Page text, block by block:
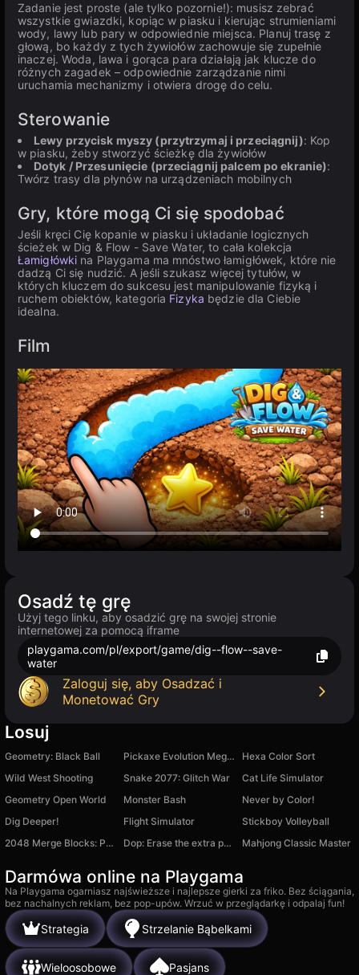
Zadanie jest proste (ale tylko pozornie!): musisz zebrać
wszystkie gwiazdki, kopiąc w piasku i kierując strumieniami
wody, lawy lub pary w odpowiednie miejsca. Planuj trasę z
głową, bo każdy z tych żywiołów zachowuje się zupełnie
inaczej. Woda, lawa i gorąca para działają jak klucze do
różnych zagadek – odpowiednie zarządzanie nimi
uruchamia mechanizmy i otwiera drogę do celu.
Sterowanie
Lewy przycisk myszy (przytrzymaj i przeciągnij): Kop
w piasku, żeby stworzyć ścieżkę dla żywiołów
Dotyk / Przesunięcie (przeciągnij palcem po ekranie):
Twórz trasy dla płynów na urządzeniach mobilnych
Gry, które mogą Ci się spodobać
Jeśli kręci Cię kopanie w piasku i układanie logicznych
ścieżek w Dig & Flow - Save Water, to cała kolekcja
Łamigłówki na Playgama ma mnóstwo łamigłówek, które nie
dadzą Ci się nudzić. A jeśli szukasz więcej tytułów, w
których kluczem do sukcesu jest manipulowanie fizyką i
ruchem obiektów, kategoria Fizyka będzie dla Ciebie
idealna.
Film
Osadź tę grę
Użyj tego linku, aby osadzić grę na swojej stronie
internetowej za pomocą iframe
playgama.com/pl/export/game/dig--flow--save-
water
Zaloguj się, aby Osadzać i
Monetować Gry
Losuj
Geometry: Black Ball Pickaxe Evolution Mega Clicker
Hexa Color Sort
Wild West Shooting
Snake 2077: Glitch War
Cat Life Simulator
Geometry Open World
Monster Bash
Never by Color!
Dig Deeper!
Flight Simulator
Stickboy Volleyball
2048 Merge Blocks: Physics
Dop: Erase the extra part Mahjong Classic Master
Darmówa online na Playgama
Na Playgama ogarniasz najświeższe i najlepsze gierki za friko. Bez ściągania,
bez nachalnych reklam, bez pop-upów. Wrzuć w przeglądarkę i odpalaj fun!
Strategia Strzelanie Bąbelkami
Wieloosobowe Pasjans